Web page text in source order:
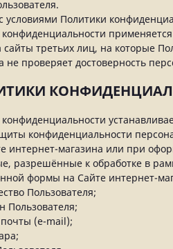
условиями Политики
сайты третьих лиц, на которые
не проверяет достоверность
конфиденциальности
интернет-магазина или при
разрешённые к обработке в
формы на Сайте интернет-
Пользователя;
Пользователя;
(e-mail);